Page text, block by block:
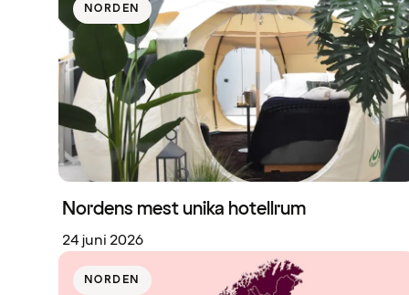
NORDEN
Nordens mest unika hotellrum
24 juni 2026
NORDEN